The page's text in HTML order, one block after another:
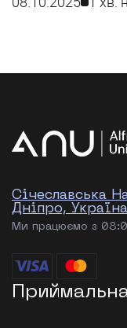
фінансується з
Січеславська
Дніпро, Україна
Ми працюємо з